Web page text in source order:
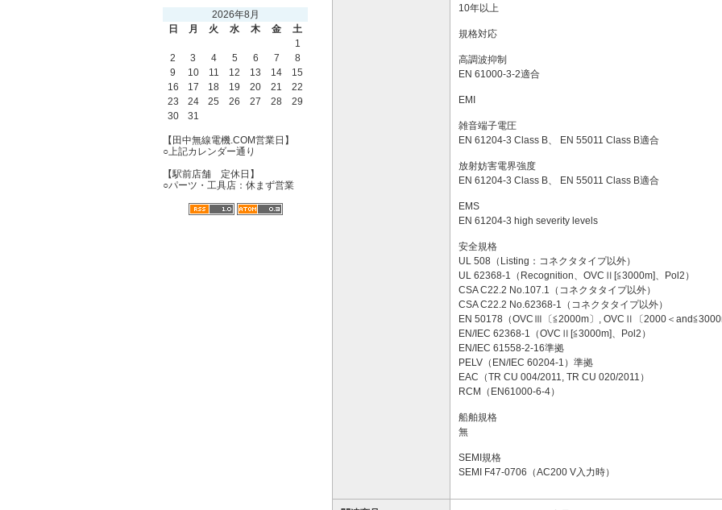
10年以上
規格対応
高調波抑制
EN 61000-3-2適合
EMI
雑音端子電圧
EN 61204-3 Class B、 EN 55011 Class B適合
放射妨害電界強度
EN 61204-3 Class B、 EN 55011 Class B適合
EMS
EN 61204-3 high severity levels
安全規格
UL 508（Listing：コネクタタイプ以外）
UL 62368-1（Recognition、OVCⅡ[≦3000m]、Pol2）
CSA C22.2 No.107.1（コネクタタイプ以外）
CSA C22.2 No.62368-1（コネクタタイプ以外）
EN 50178（OVCⅢ〔≦2000m〕, OVCⅡ〔2000＜
EN/IEC 62368-1（OVCⅡ[≦3000m]、Pol2）
EN/IEC 61558-2-16準拠
PELV（EN/IEC 60204-1）準拠
EAC（TR CU 004/2011, TR CU 020/2011）
RCM（EN61000-6-4）
船舶規格
無
SEMI規格
SEMI F47-0706（AC200 V入力時）
2026年8月
日
月 火 水 木 金
土
1
2
3 4 5 6 7
8
9
10 11 12 13 14
15
16
17 18 19 20 21
22
23
24 25 26 27 28
29
30
31
【田中無線電機.COM営業日】
○上記カレンダー通り
【駅前店舗 定休日】
○パーツ・工具店：休まず営業